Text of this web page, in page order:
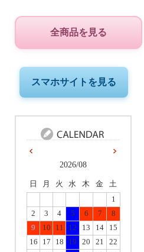
全商品を見る
スマホサイトを見る
2026/08
日 月 火 水 木 金
土
1
2
3 4 5 6 7
8
9
10 11 12 13 14
15
16
17 18 19 20 21
22